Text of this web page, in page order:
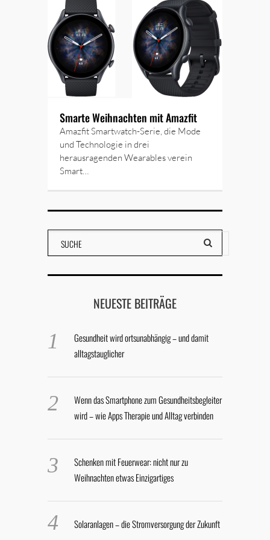
Smarte Weihnachten mit Amazfit
Amazfit Smartwatch-Serie, die Mode
und Technologie in drei
herausragenden Wearables verein
Smart…
NEUESTE BEITRÄGE
Gesundheit wird ortsunabhängig – und damit
alltagstauglicher
Wenn das Smartphone zum Gesundheitsbegleiter
wird – wie Apps Therapie und Alltag verbinden
Schenken mit Feuerwear: nicht nur zu
Weihnachten etwas Einzigartiges
Solaranlagen – die Stromversorgung der Zukunft